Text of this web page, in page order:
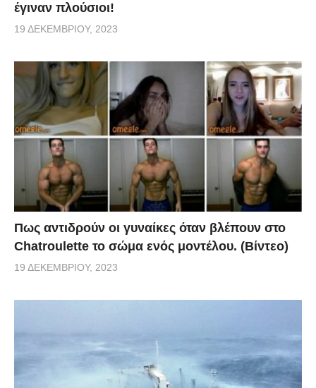
έγιναν πλούσιοι!
19 ΔΕΚΕΜΒΡΊΟΥ, 2023
Πως αντιδρούν οι γυναίκες όταν βλέπουν στο
Chatroulette το σώμα ενός μοντέλου. (Βίντεο)
19 ΔΕΚΕΜΒΡΊΟΥ, 2023